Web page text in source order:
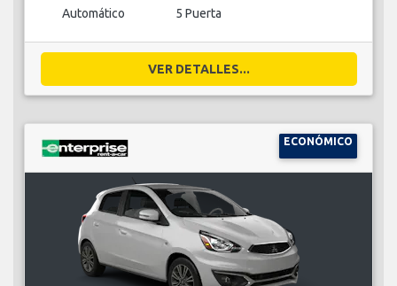
Automático 5 Puerta
VER DETALLES...
ECONÓMICO